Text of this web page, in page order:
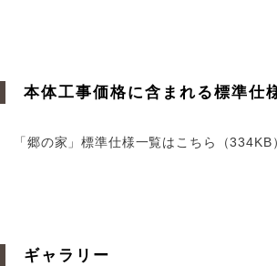
本体工事価格に含まれる標準仕
「郷の家」標準仕様一覧はこちら（334KB
ギャラリー